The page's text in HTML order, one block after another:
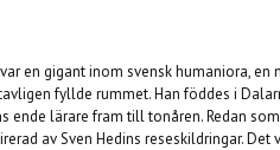
en gigant inom svensk humaniora,
fyllde rummet. Han föddes i
ende lärare fram till tonåren. Redan
av Sven Hedins reseskildringar.